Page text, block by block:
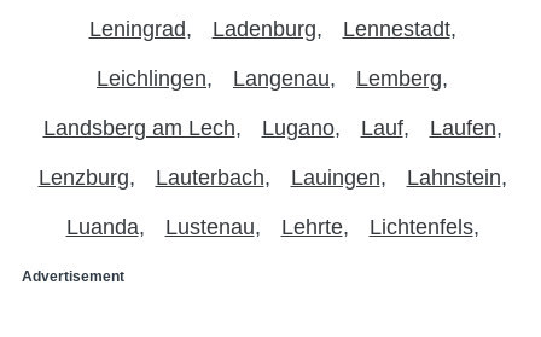
Leningrad Ladenburg Lennestadt
Leichlingen Langenau Lemberg
Landsberg am Lech Lugano Lauf Laufen
Lenzburg Lauterbach Lauingen Lahnstein
Luanda Lustenau Lehrte Lichtenfels
Advertisement